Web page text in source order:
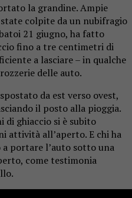
la grandine. Ampie
colpite da un nubifragio
21 giugno, ha fatto
fino a tre centimetri di
a lasciare – in qualche
delle auto.
da est verso ovest,
il posto alla pioggia.
di ghiaccio si è subito
attività all’aperto. E chi ha
portare l’auto sotto una
come testimonia